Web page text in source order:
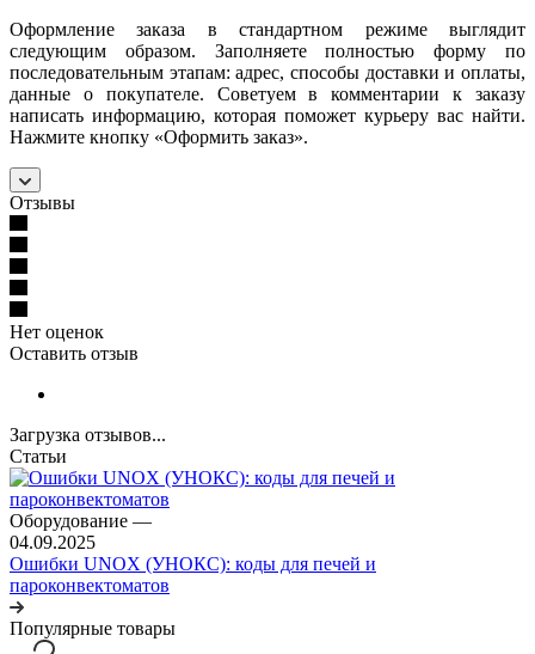
Оформление заказа в стандартном режиме выглядит
следующим образом. Заполняете полностью форму по
последовательным этапам: адрес, способы доставки и оплаты,
данные о покупателе. Советуем в комментарии к заказу
написать информацию, которая поможет курьеру вас найти.
Нажмите кнопку «Оформить заказ».
Отзывы
Нет оценок
Оставить отзыв
Загрузка отзывов...
Статьи
Оборудование —
04.09.2025
Ошибки UNOX (УНОКС): коды для печей и
пароконвектоматов
Популярные товары